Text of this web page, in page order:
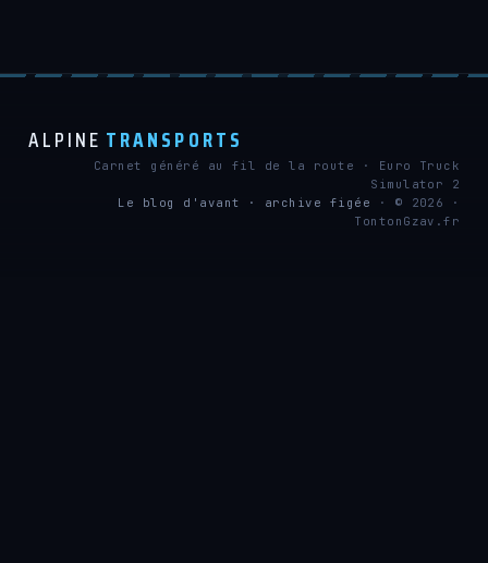
ALPINE TRANSPORTS
Carnet généré au fil de la route · Euro Truck
Simulator 2
Le blog d'avant · archive figée · © 2026 ·
TontonGzav.fr